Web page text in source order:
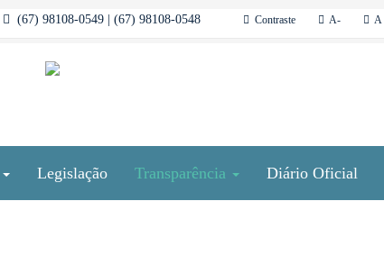
(67) 98108-0549 | (67) 98108-0548 Contraste A- A
Legislação Transparência Diário Oficial